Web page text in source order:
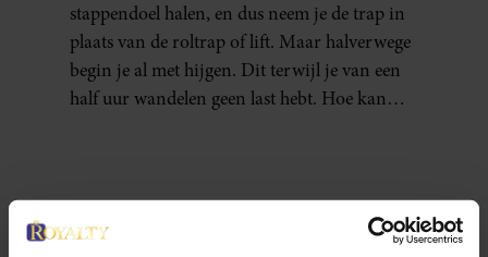
stappendoel halen, en dus neem je de trap in
plaats van de roltrap of lift. Maar halverwege
begin je al met hijgen. Dit terwijl je van een
half uur wandelen geen last hebt. Hoe kan